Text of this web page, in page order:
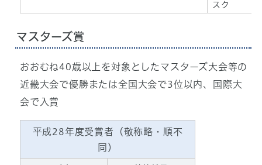
スク
マスターズ賞
おおむね40歳以上を対象としたマスターズ大会等の
近畿大会で優勝または全国大会で3位以内、国際大
会で入賞
平成28年度受賞者（敬称略・順不
同）